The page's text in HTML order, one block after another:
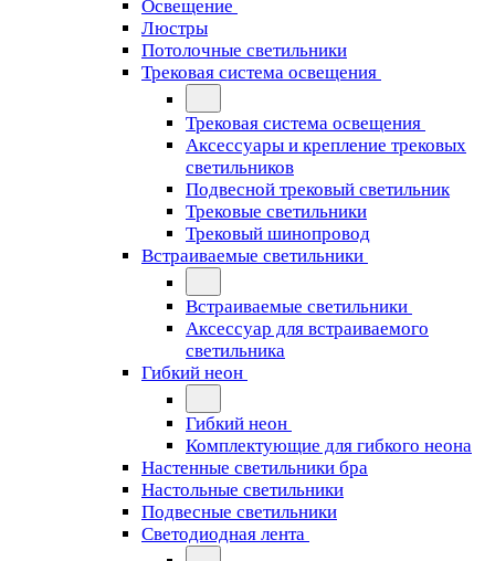
Освещение
Люстры
Потолочные светильники
Трековая система освещения
Трековая система освещения
Аксессуары и крепление трековых
светильников
Подвесной трековый светильник
Трековые светильники
Трековый шинопровод
Встраиваемые светильники
Встраиваемые светильники
Аксессуар для встраиваемого
светильника
Гибкий неон
Гибкий неон
Комплектующие для гибкого неона
Настенные светильники бра
Настольные светильники
Подвесные светильники
Светодиодная лента